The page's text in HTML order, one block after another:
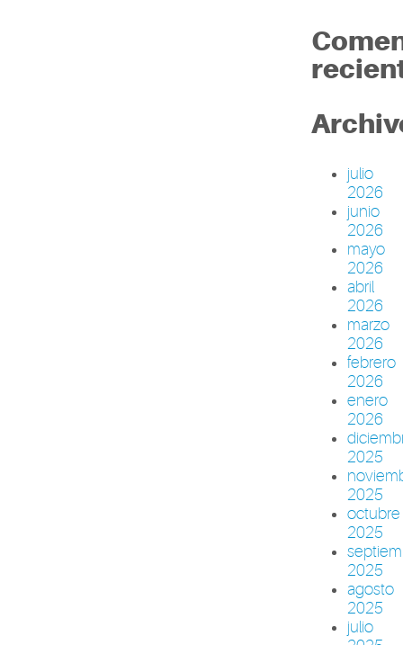
julio
2026
junio
2026
mayo
2026
abril
2026
marzo
2026
febrero
2026
enero
2026
2025
2025
octubre
2025
2025
agosto
2025
julio